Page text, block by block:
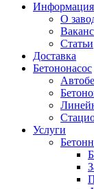
Информация
О
Статьи
Доставка
Бетононасос
Услуги